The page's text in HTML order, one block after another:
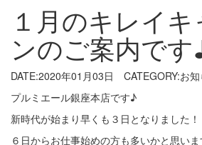
１月のキレイ
ンのご案内で
DATE:2020年01月03日
CATEGORY:お
プルミエール銀座本店です♪
新時代が始まり早くも３日となりました！
６日からお仕事始めの方も多いかと思い